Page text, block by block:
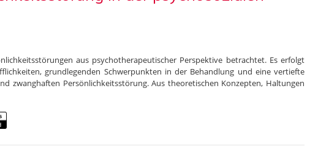
aus psychotherapeutischer Perspektive betrachtet. Es erfolgt
grundlegenden Schwerpunkten in der Behandlung und eine vertiefte
zwanghaften Persönlichkeitsstörung. Aus theoretischen Konzepten, Haltungen